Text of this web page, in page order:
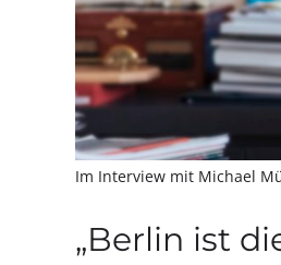
Im Interview mit Michael
„Berlin ist